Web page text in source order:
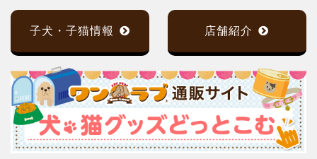
子犬・子猫情報 店舗紹介